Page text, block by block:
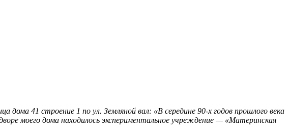
41 строение 1 по ул. Земляной вал: «В середине 90-х годов прошлого века
моего дома находилось экспериментальное учреждение — «Материнская